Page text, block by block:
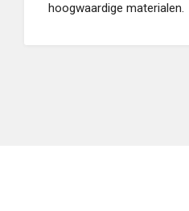
hoogwaardige materialen.